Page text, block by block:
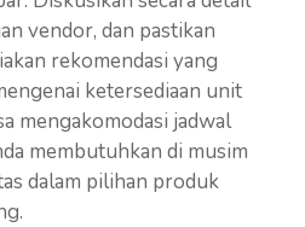
vendor, dan pastikan
rekomendasi yang
ketersediaan unit
mengakomodasi jadwal
membutuhkan di musim
dalam pilihan produk